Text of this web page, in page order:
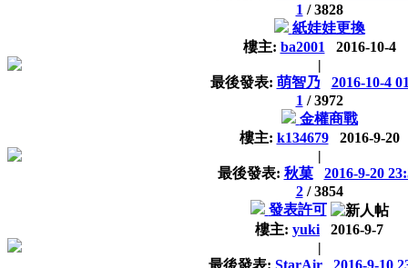
1 /3828
紙娃娃更換
樓主: ba2001
2016-10-4
|
最後發表: 萌智乃
2016-10-4
1 /3972
金權商戰
樓主: k134679
2016-9-20
|
最後發表: 秋菓
2016-9-20
2/3854
發表許可
樓主: yuki
2016-9-7
|
最後發表: StarAir 2016-9-10